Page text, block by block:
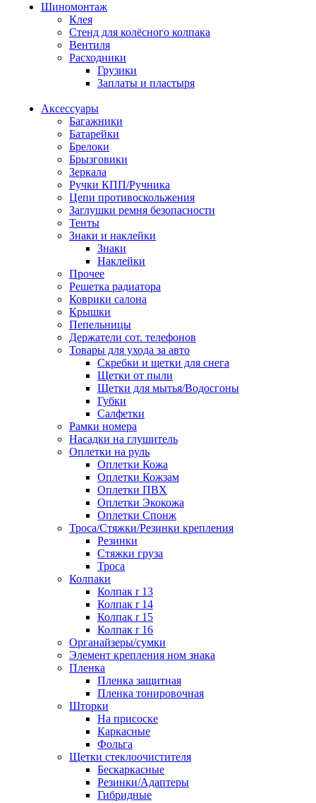
Шиномонтаж
Клея
Стенд для колёсного колпака
Вентиля
Расходники
Грузики
Заплаты и пластыря
Аксессуары
Багажники
Батарейки
Брелоки
Брызговики
Зеркала
Ручки КПП/Ручника
Цепи противоскольжения
Заглушки ремня безопасности
Тенты
Знаки и наклейки
Знаки
Наклейки
Прочее
Решетка радиатора
Коврики салона
Крышки
Пепельницы
Держатели сот. телефонов
Товары для ухода за авто
Скребки и щетки для снега
Щетки от пыли
Щетки для мытья/Водосгоны
Губки
Салфетки
Рамки номера
Насадки на глушитель
Оплетки на руль
Оплетки Кожа
Оплетки Кожзам
Оплетки ПВХ
Оплетки Экокожа
Оплетки Спонж
Троса/Стяжки/Резинки крепления
Резинки
Стяжки груза
Троса
Колпаки
Колпак r 13
Колпак r 14
Колпак r 15
Колпак r 16
Органайзеры/сумки
Элемент крепления ном знака
Пленка
Пленка защитная
Пленка тонировочная
Шторки
На присоске
Каркасные
Фольга
Щетки стеклоочистителя
Бескаркасные
Резинки/Адаптеры
Гибридные